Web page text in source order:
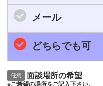
メール
どちらでも可
任意 面談場所の希望
※ご希望の場所をご記入下さい。